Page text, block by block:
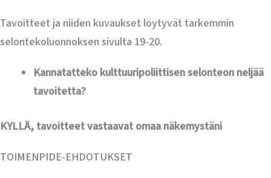
Tavoitteet ja niiden kuvaukset löytyvät tarkemmin
selontekoluonnoksen sivulta 19-20.
Kannatatteko kulttuuripoliittisen selonteon neljää
tavoitetta?
KYLLÄ, tavoitteet vastaavat omaa näkemystäni
TOIMENPIDE-EHDOTUKSET